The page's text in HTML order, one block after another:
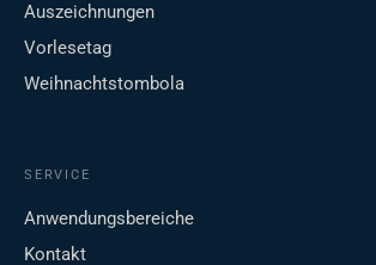
Auszeichnungen
Vorlesetag
Weihnachtstombola
SERVICE
Anwendungsbereiche
Kontakt